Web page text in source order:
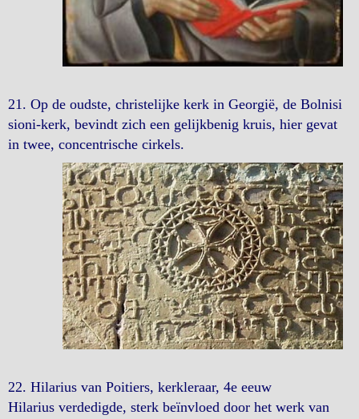
21. Op de oudste, christelijke kerk in Georgië, de Bolnisi
sioni-kerk, bevindt zich een gelijkbenig kruis, hier gevat
in twee, concentrische cirkels.
22. Hilarius van Poitiers, kerkleraar, 4e eeuw
Hilarius verdedigde, sterk beïnvloed door het werk van